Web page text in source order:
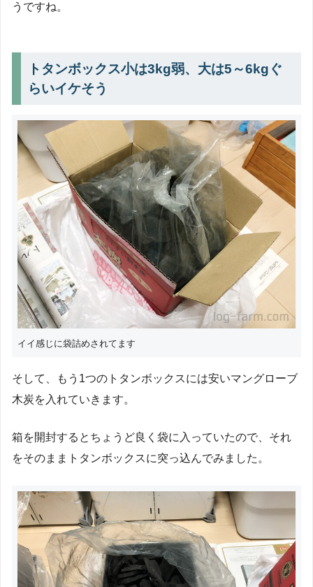
うですね。
トタンボックス小は3kg弱、大は5～6kgぐ
らいイケそう
イイ感じに袋詰めされてます
そして、もう1つのトタンボックスには安いマングローブ
木炭を入れていきます。
箱を開封するとちょうど良く袋に入っていたので、それ
をそのままトタンボックスに突っ込んでみました。